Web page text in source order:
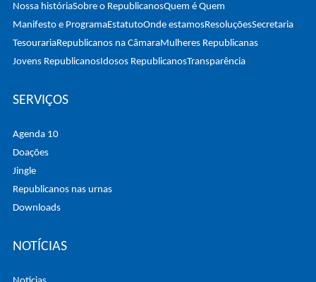
Nossa históriaSobre o RepublicanosQuem é Quem
Manifesto e ProgramaEstatutoOnde estamosResoluçõesSecretaria
TesourariaRepublicanos na CâmaraMulheres Republicanas
Jovens RepublicanosIdosos RepublicanosTransparência
SERVIÇOS
Agenda 10
Doações
Jingle
Republicanos nas urnas
Downloads
NOTÍCIAS